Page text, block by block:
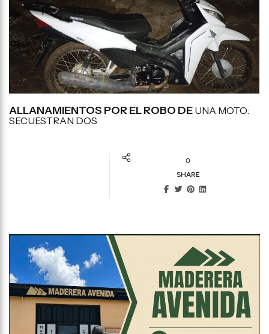
ALLANAMIENTOS POR EL ROBO DE UNA MOTO:
SECUESTRAN DOS
0
SHARE